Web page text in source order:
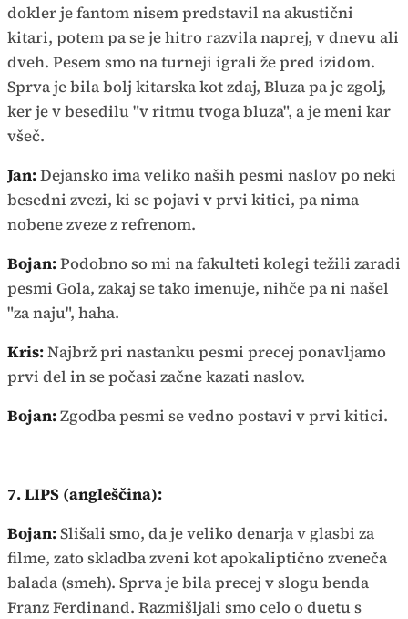
dokler je fantom nisem predstavil na akustični
kitari, potem pa se je hitro razvila naprej, v dnevu ali
dveh. Pesem smo na turneji igrali že pred izidom.
Sprva je bila bolj kitarska kot zdaj, Bluza pa je zgolj,
ker je v besedilu "v ritmu tvoga bluza", a je meni kar
všeč.
Jan:Dejansko ima veliko naših pesmi naslov po neki
besedni zvezi, ki se pojavi v prvi kitici, pa nima
nobene zveze z refrenom.
Bojan:Podobno so mi na fakulteti kolegi težili zaradi
pesmi Gola, zakaj se tako imenuje, nihče pa ni našel
"za naju", haha.
Kris:Najbrž pri nastanku pesmi precej ponavljamo
prvi del in se počasi začne kazati naslov.
Bojan:Zgodba pesmi se vedno postavi v prvi kitici.
7. LIPS (angleščina):
Bojan:Slišali smo, da je veliko denarja v glasbi za
filme, zato skladba zveni kot apokaliptično zveneča
balada (smeh). Sprva je bila precej v slogu benda
Franz Ferdinand. Razmišljali smo celo o duetu s